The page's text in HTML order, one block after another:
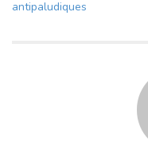
antipaludiques